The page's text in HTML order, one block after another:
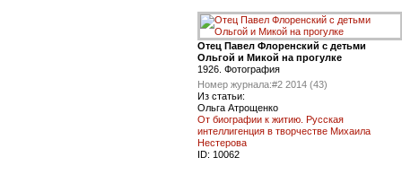
Отец Павел Флоренский с детьми
Ольгой и Микой на прогулке
1926. Фотография
Номер журнала:#2 2014 (43)
Из статьи:
Ольга Атрощенко
От биографии к житию. Русская
интеллигенция в творчестве Михаила
Нестерова
ID: 10062